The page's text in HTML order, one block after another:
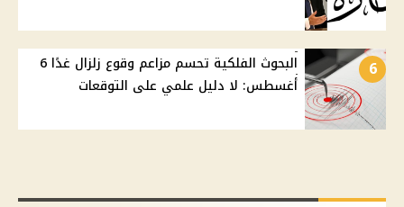
6
البحوث الفلكية تحسم مزاعم وقوع زلزال غدًا 6
أغسطس: لا دليل علمي على التوقعات